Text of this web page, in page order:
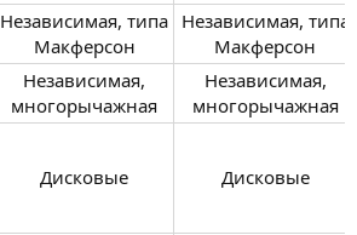
Независимая, типа
Макферсон​
Независимая, типа
Макферсон​
Независимая,
многорычажная​
Независимая,
многорычажная​
Дисковые​ Дисковые​